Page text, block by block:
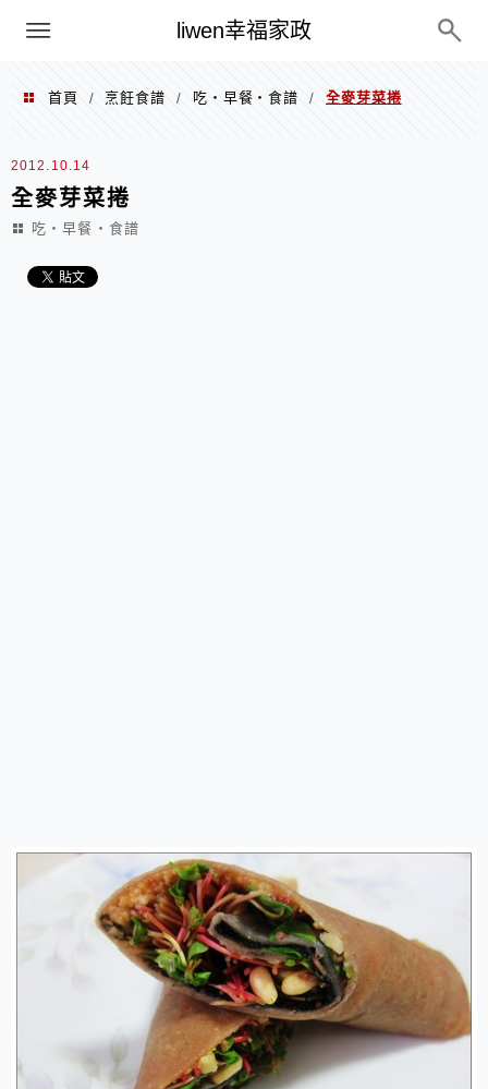
liwen幸福家政
menu
首頁 / 烹飪食譜 / 吃‧早餐‧食譜 / 全麥芽菜捲
2012.10.14
全麥芽菜捲
吃‧早餐‧食譜